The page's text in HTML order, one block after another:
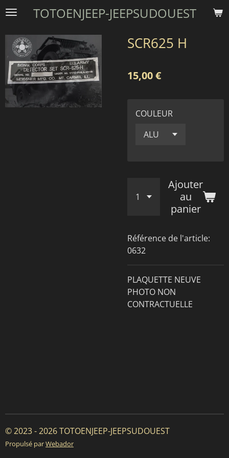
Passer
contenu
principal
TOTOENJEEP-JEEPSUDOUEST
SCR625 H
15,00 €
COULEUR
Ajouter
au
panier
Référence de l'article:
0632
PLAQUETTE NEUVE
PHOTO NON
CONTRACTUELLE
© 2023 - 2026 TOTOENJEEP-JEEPSUDOUEST
Propulsé parWebador